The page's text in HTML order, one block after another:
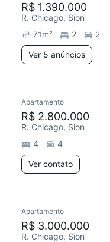
R$ 1.390.000
R. Chicago, Sion
71m² 2
2
Ver 5 anúncios
Redecorar
Apartamento
R$ 2.800.000
R. Chicago, Sion
4
4
Ver contato
Apartamento
R$ 3.000.000
R. Chicago, Sion